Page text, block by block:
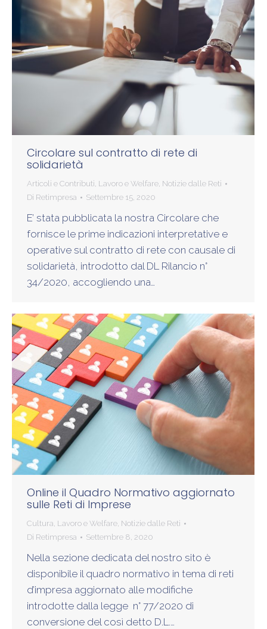
Circolare sul contratto di rete di
solidarietà
Articoli e Contributi, Lavoro e Welfare, Notizie dalle Reti
Di Retimpresa Settembre 15, 2020
E’ stata pubblicata la nostra Circolare che
fornisce le prime indicazioni interpretative e
operative sul contratto di rete con causale di
solidarietà, introdotto dal DL Rilancio n°
34/2020, accogliendo una…
Online il Quadro Normativo aggiornato
sulle Reti di Imprese
Cultura, Lavoro e Welfare, Notizie dalle Reti
Di Retimpresa Settembre 8, 2020
Nella sezione dedicata del nostro sito è
disponibile il quadro normativo in tema di reti
d’impresa aggiornato alle modifiche
introdotte dalla legge n° 77/2020 di
conversione del così detto D.L.…